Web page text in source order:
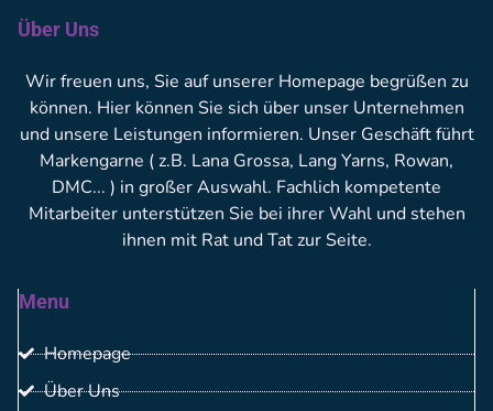
Über Uns
Wir freuen uns, Sie auf unserer Homepage begrüßen zu
können. Hier können Sie sich über unser Unternehmen
und unsere Leistungen informieren. Unser Geschäft führt
Markengarne ( z.B. Lana Grossa, Lang Yarns, Rowan,
DMC... ) in großer Auswahl. Fachlich kompetente
Mitarbeiter unterstützen Sie bei ihrer Wahl und stehen
ihnen mit Rat und Tat zur Seite.
Menu
Homepage
Über Uns